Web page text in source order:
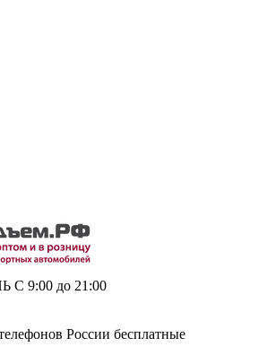
9:00 до 21:00
России бесплатные